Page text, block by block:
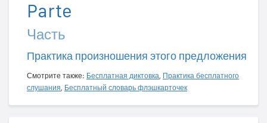
Parte
Часть
Практика произношения этого предложения
Смотрите также: Бесплатная диктовка, Практика бесплатного
слушания, Бесплатный словарь флэшкарточек